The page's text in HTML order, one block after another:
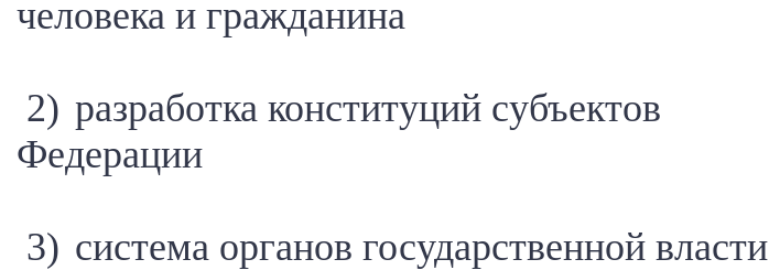
человека и гражданина
2) разработка конституций субъектов
Федерации
3) система органов государственной власти